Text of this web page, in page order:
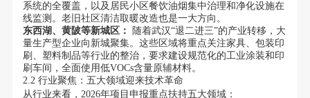
系统的全覆盖，以及居民小区餐饮油烟集中治理和净化设施在
线监测。老旧社区清洁取暖改造也是一大方向。
东西湖、黄陂等新城区：
随着武汉“退二进三”的产业转移，大
量生产型企业向新城聚集。这些区域将重点关注家具、包装印
刷、塑料制品等行业的整治，要求建设规范化的工业涂装和印
刷车间，全面使用低VOCs含量原辅材料。
2.2 行业聚焦：五大领域迎来技术革命
从行业来看，2026年项目申报重点扶持五大领域：